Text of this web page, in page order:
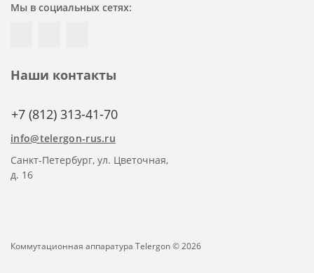
Мы в социальных сетях:
Наши контакты
+7 (812) 313-41-70
info@telergon-rus.ru
Санкт-Петербург, ул. Цветочная,
д. 16
Коммутационная аппаратура Telergon © 2026